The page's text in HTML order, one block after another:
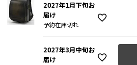
2027年1月下旬お
届け
予約在庫切れ
2027年3月中旬お
届け